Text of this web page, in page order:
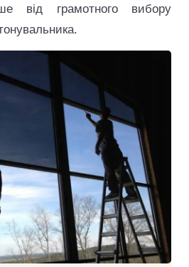
від грамотного вибору